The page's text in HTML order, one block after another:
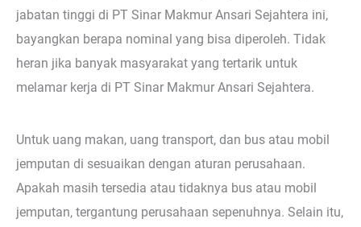
jabatan tinggi di PT Sinar Makmur Ansari Sejahtera ini,
bayangkan berapa nominal yang bisa diperoleh. Tidak
heran jika banyak masyarakat yang tertarik untuk
melamar kerja di PT Sinar Makmur Ansari Sejahtera.
Untuk uang makan, uang transport, dan bus atau mobil
jemputan di sesuaikan dengan aturan perusahaan.
Apakah masih tersedia atau tidaknya bus atau mobil
jemputan, tergantung perusahaan sepenuhnya. Selain itu,